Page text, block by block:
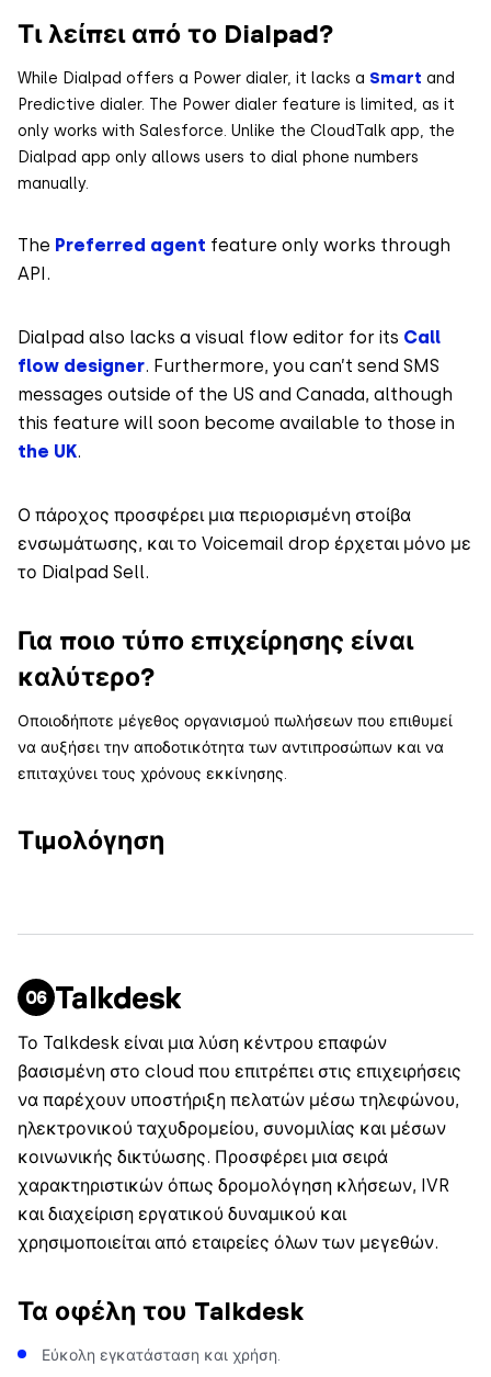
Τι λείπει από το Dialpad?
While Dialpad offers a Power dialer, it lacks a Smart and
Predictive dialer. The Power dialer feature is limited, as it
only works with Salesforce. Unlike the CloudTalk app, the
Dialpad app only allows users to dial phone numbers
manually.
The Preferred agent feature only works through
API.
Dialpad also lacks a visual flow editor for its Call
flow designer. Furthermore, you can’t send SMS
messages outside of the US and Canada, although
this feature will soon become available to those in
the UK.
Ο πάροχος προσφέρει μια περιορισμένη στοίβα
ενσωμάτωσης, και το Voicemail drop έρχεται μόνο με
το Dialpad Sell.
Για ποιο τύπο επιχείρησης είναι
καλύτερο?
Οποιοδήποτε μέγεθος οργανισμού πωλήσεων που επιθυμεί
να αυξήσει την αποδοτικότητα των αντιπροσώπων και να
επιταχύνει τους χρόνους εκκίνησης.
Τιμολόγηση
Talkdesk
Το Talkdesk είναι μια λύση κέντρου επαφών
βασισμένη στο cloud που επιτρέπει στις επιχειρήσεις
να παρέχουν υποστήριξη πελατών μέσω τηλεφώνου,
ηλεκτρονικού ταχυδρομείου, συνομιλίας και μέσων
κοινωνικής δικτύωσης. Προσφέρει μια σειρά
χαρακτηριστικών όπως δρομολόγηση κλήσεων, IVR
και διαχείριση εργατικού δυναμικού και
χρησιμοποιείται από εταιρείες όλων των μεγεθών.
Τα οφέλη του Talkdesk
Εύκολη εγκατάσταση και χρήση.